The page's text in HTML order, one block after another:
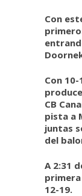
Con
Con
CB
pista a
juntas
del
A 2:31
12-19.